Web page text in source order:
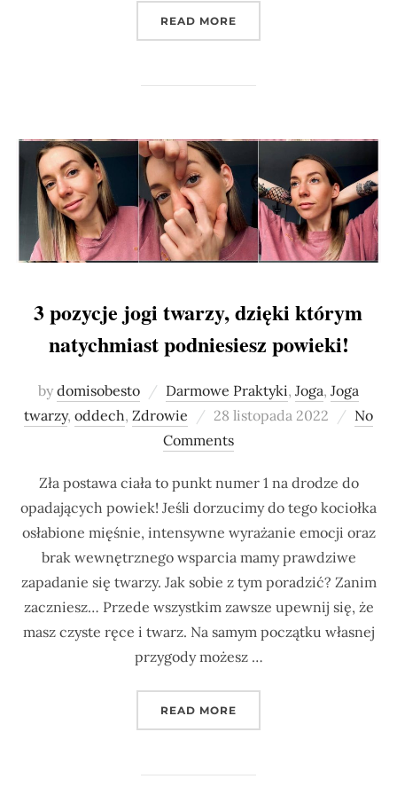
READ MORE
3 pozycje jogi twarzy, dzięki którym
natychmiast podniesiesz powieki!
bydomisobesto Darmowe Praktyki, Joga, Joga
twarzy, oddech, Zdrowie
Posted
on
28 listopada 2022
No
Comments
Zła postawa ciała to punkt numer 1 na drodze do
opadających powiek! Jeśli dorzucimy do tego kociołka
osłabione mięśnie, intensywne wyrażanie emocji oraz
brak wewnętrznego wsparcia mamy prawdziwe
zapadanie się twarzy. Jak sobie z tym poradzić? Zanim
zaczniesz… Przede wszystkim zawsze upewnij się, że
masz czyste ręce i twarz. Na samym początku własnej
przygody możesz …
READ MORE